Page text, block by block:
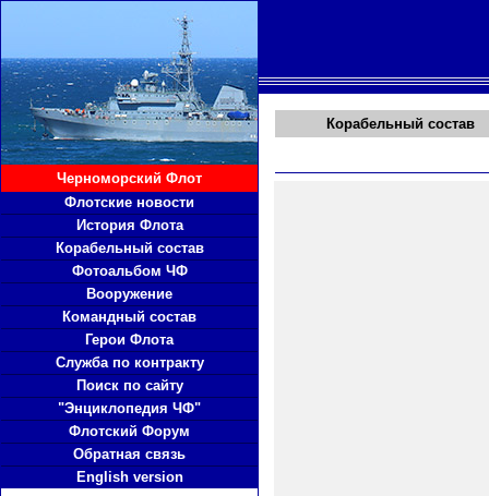
Черноморский Флот
Флотские новости
История Флота
Корабельный состав
Фотоальбом ЧФ
Вооружение
Командный состав
Герои Флота
Служба по контракту
Поиск по сайту
"Энциклопедия ЧФ"
Флотский Форум
Обратная связь
English version
Корабельный состав